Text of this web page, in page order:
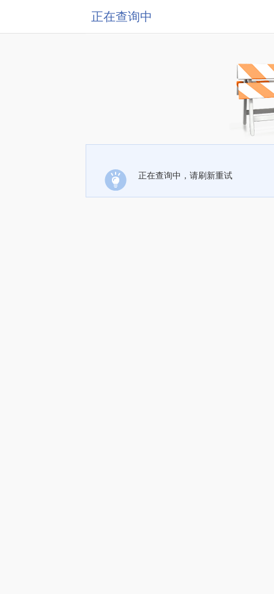
正在查询中
正在查询中，请刷新重试